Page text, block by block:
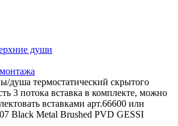
души
душа термостатический скрытого
3 потока вставка в комплекте, можно
вставками арт.66600 или
Black Metal Brushed PVD GESSI